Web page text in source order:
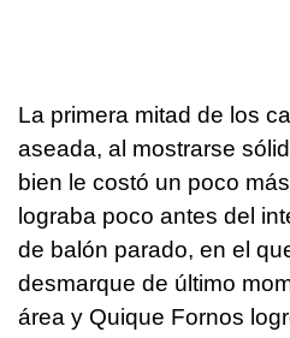
La primera mitad de los
aseada, al mostrarse
bien le costó un poco
lograba poco antes del
de balón parado, en el
desmarque de último
área y Quique Fornos